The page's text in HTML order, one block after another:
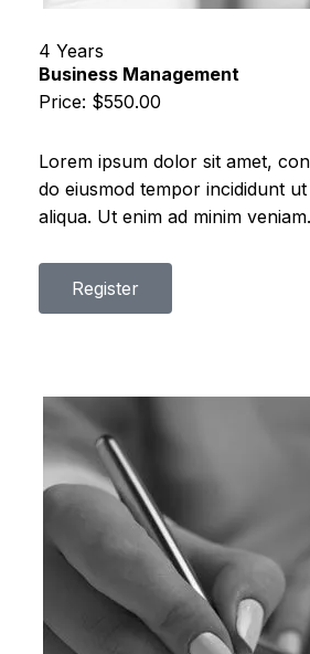
4 Years
Business Management
Price: $550.00
Lorem ipsum dolor sit amet,
do eiusmod tempor incididunt
aliqua. Ut enim ad minim veniam.
Register